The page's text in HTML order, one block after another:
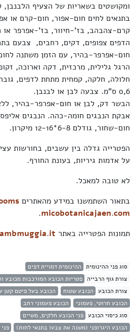
בתנאים לחים חום-אפור, חום-קרם או
קרם-צהבהב, בז'-חיוור, בז'-אפרפר או
הדפים צפופים, דקים, רחבים, צבעם
חום-אפרפר-בהיר, עם הזמן משתנה
הרגל גלילית, מרכזית, דקה וארוכה,
0,6 ס"מ. צבעה לבן או לבנבן.
הבשר דק, לבן או חום-אפרפר-בהיר,
אבקת הנבגים חומה-כהה. הנבגים
חום-שחור, גודלם 6-8*12-16 מיקרון.
הפטרייה גדלה בין עשבים, בחורשות
על אדמות גיריות, בעונת החורף.
לא טובה למאכל.
בתאור השתמשנו במידע מהאתרים
micobotanicajaen.com
.
תמונות הפטרייה באתרambmuggia.it
סוג פני ההינומית ההינומית דמויית דפים
צורת גוף הרבייה פטריות הכובע המורכבות מכובע
צורת הכובע הכובע שטוח
הכובע בעל פיטם קטן
הכובע חרוטי, פעמוני
הכובע פעמוני רחב
סוג כיסוי הכובע פני הכובע חלקים, משיים
הכובע היגרופני (משנה את צבעו בתנאי לחות)
פני